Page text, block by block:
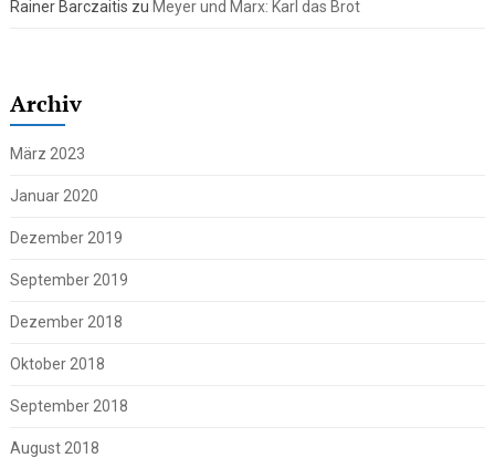
Rainer Barczaitis zu Meyer und Marx: Karl das Brot
Archiv
März 2023
Januar 2020
Dezember 2019
September 2019
Dezember 2018
Oktober 2018
September 2018
August 2018